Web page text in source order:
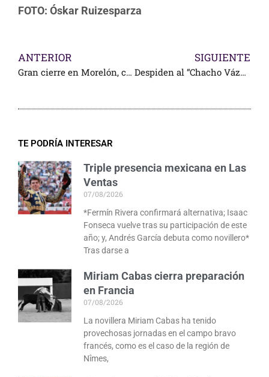
FOTO: Óskar Ruizesparza
ANTERIOR
Gran cierre en Morelón, con novilleros a hombros
SIGUIENTE
Despiden al “Chacho Vázquez”
TE PODRÍA INTERESAR
Triple presencia mexicana en Las
Ventas
07/08/2026
*Fermín Rivera confirmará alternativa; Isaac
Fonseca vuelve tras su participación de este
año; y, Andrés García debuta como novillero*
Tras darse a
Miriam Cabas cierra preparación
en Francia
07/08/2026
La novillera Miriam Cabas ha tenido
provechosas jornadas en el campo bravo
francés, como es el caso de la región de
Nîmes,